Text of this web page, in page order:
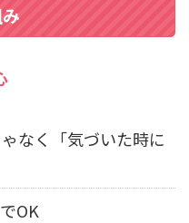
なく「気づいた時に
OK